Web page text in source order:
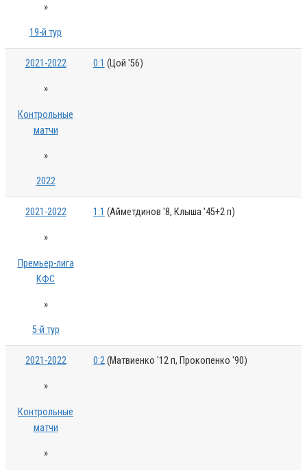
»
19-й тур
2021-2022
»
Контрольные
матчи
»
2022
0:1 (Цой '56)
2021-2022
»
Премьер-лига
КФС
»
5-й тур
1:1 (Айметдинов '8, Клыша '45+2 п)
2021-2022
»
Контрольные
матчи
»
0:2(Матвиенко '12 п, Прокопенко '90)